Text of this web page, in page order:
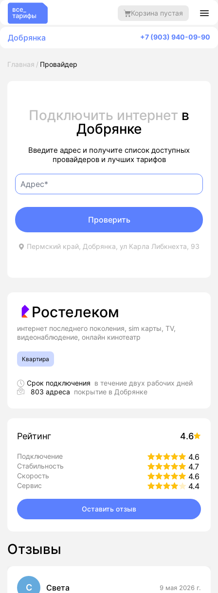
Корзина пустая
Добрянка +7 (903) 940-09-90
Главная Провайдер
Подключить интернет в
Добрянке
Введите адрес и получите список доступных
провайдеров и лучших тарифов
Пермский край, Добрянка, ул Карла Либкнехта, 93
Проверить
Ростелеком
интернет последнего поколения, sim карты, TV,
видеонаблюдение, онлайн кинотеатр
Квартира
Срок подключения в течение двух рабочих дней
803 адреса покрытие в Добрянке
Рейтинг 4.6
Подключение 4.6
Стабильность 4.7
Скорость 4.6
Сервис 4.4
Оставить отзыв
Отзывы
С Света 9 мая 2026 г.